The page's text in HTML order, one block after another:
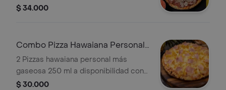
masa y salsa napoles de la casa,
$ 34.000
Combo Pizza Hawaiana Personal
X2
2 Pizzas hawaiana personal más
gaseosa 250 ml a disponibilidad con
masa y salsa napoles de la casa,
$ 30.000